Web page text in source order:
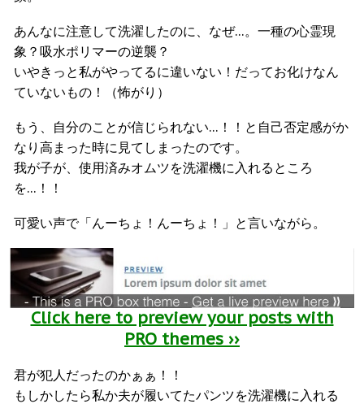
あんなに注意して洗濯したのに、なぜ…。一種の心霊現
象？吸水ポリマーの逆襲？
いやきっと私がやってるに違いない！だってお化けなん
ていないもの！（怖がり）
もう、自分のことが信じられない…！！と自己否定感がか
なり高まった時に見てしまったのです。
我が子が、使用済みオムツを洗濯機に入れるところ
を…！！
可愛い声で「んーちょ！んーちょ！」と言いながら。
Click here to preview your posts with
PRO themes ››
君が犯人だったのかぁぁ！！
もしかしたら私か夫が履いてたパンツを洗濯機に入れる